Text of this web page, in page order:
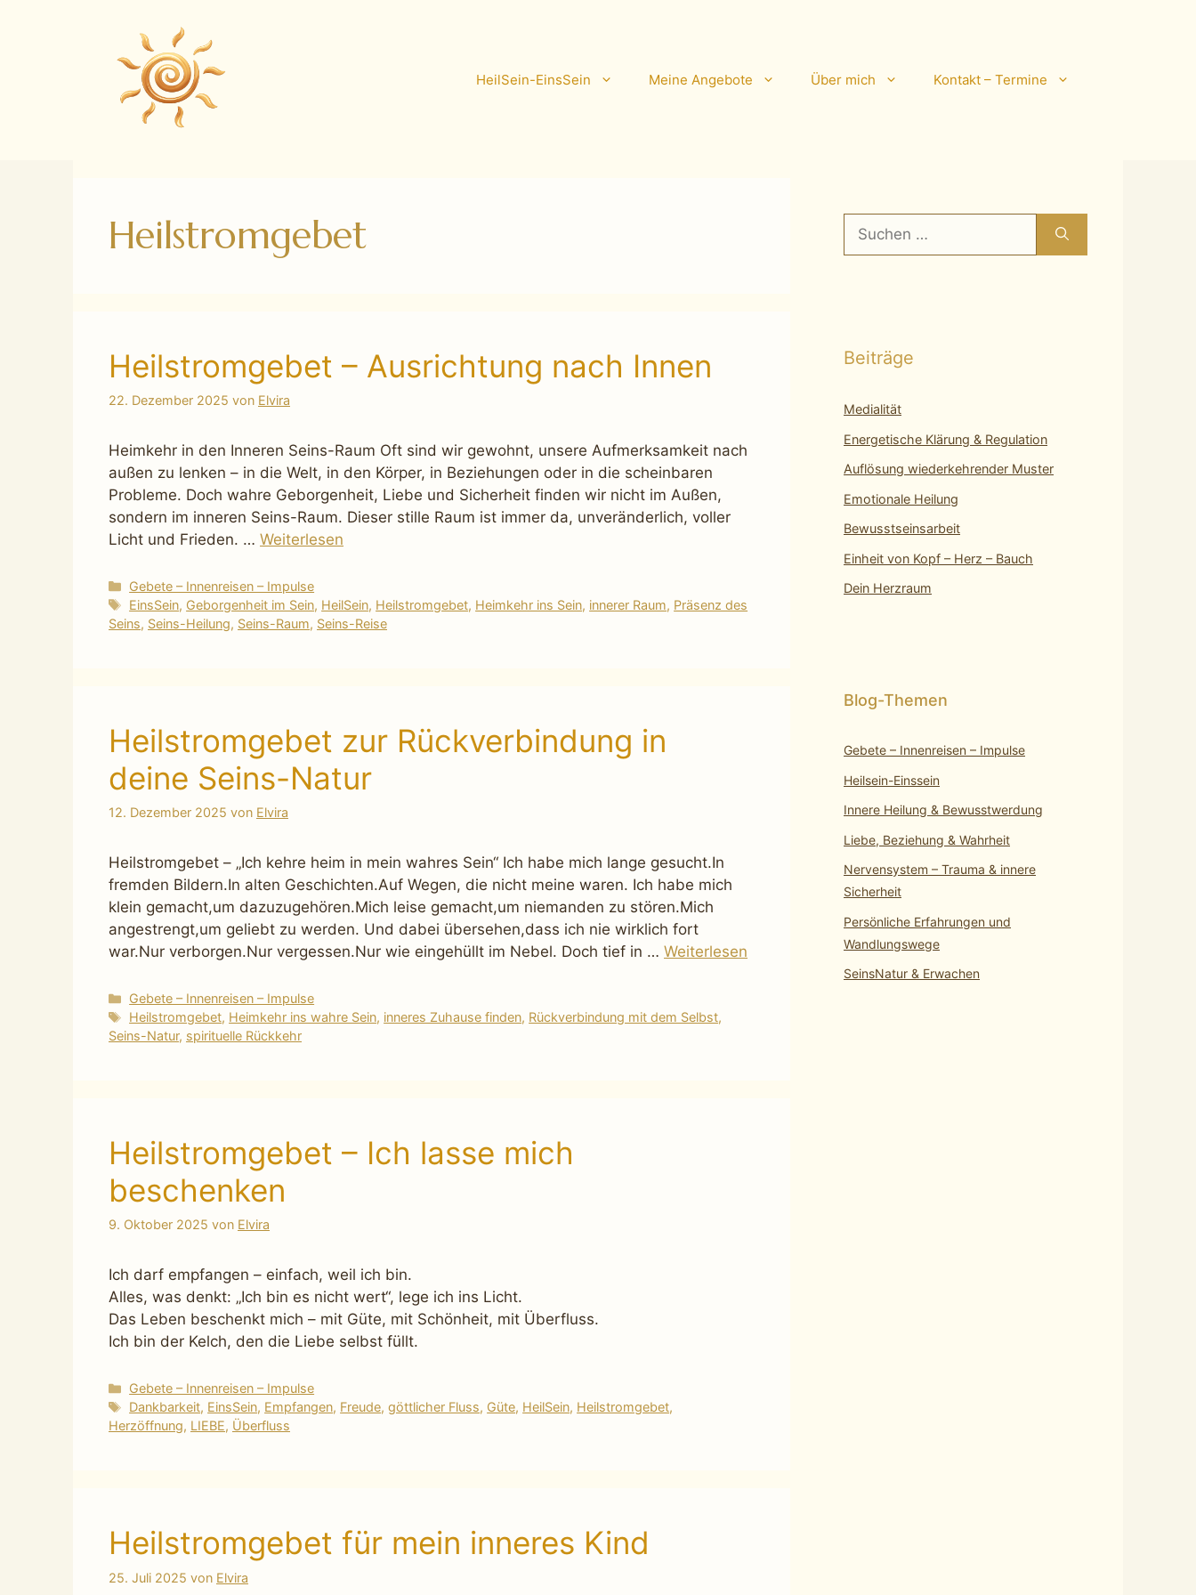
HeilSein-EinsSein Meine Angebote Über mich Kontakt – Termine
Heilstromgebet
Heilstromgebet – Ausrichtung nach Innen
22. Dezember 2025 von Elvira
Heimkehr in den Inneren Seins-Raum Oft sind wir gewohnt, unsere Aufmerksamkeit nach
außen zu lenken – in die Welt, in den Körper, in Beziehungen oder in die scheinbaren
Probleme. Doch wahre Geborgenheit, Liebe und Sicherheit finden wir nicht im Außen,
sondern im inneren Seins-Raum. Dieser stille Raum ist immer da, unveränderlich, voller
Licht und Frieden. … Weiterlesen
Kategorien
Gebete – Innenreisen – Impulse
Schlagwörter
EinsSein, Geborgenheit im Sein, HeilSein, Heilstromgebet, Heimkehr ins Sein, innerer Raum, Präsenz des
Seins, Seins-Heilung, Seins-Raum, Seins-Reise
Heilstromgebet zur Rückverbindung in
deine Seins-Natur
12. Dezember 2025 von Elvira
Heilstromgebet – „Ich kehre heim in mein wahres Sein“ Ich habe mich lange gesucht.In
fremden Bildern.In alten Geschichten.Auf Wegen, die nicht meine waren. Ich habe mich
klein gemacht,um dazuzugehören.Mich leise gemacht,um niemanden zu stören.Mich
angestrengt,um geliebt zu werden. Und dabei übersehen,dass ich nie wirklich fort
war.Nur verborgen.Nur vergessen.Nur wie eingehüllt im Nebel. Doch tief in … Weiterlesen
Kategorien
Gebete – Innenreisen – Impulse
Schlagwörter
Heilstromgebet, Heimkehr ins wahre Sein, inneres Zuhause finden, Rückverbindung mit dem Selbst,
Seins-Natur, spirituelle Rückkehr
Heilstromgebet – Ich lasse mich
beschenken
9. Oktober 2025 von Elvira
Ich darf empfangen – einfach, weil ich bin.
Alles, was denkt: „Ich bin es nicht wert“, lege ich ins Licht.
Das Leben beschenkt mich – mit Güte, mit Schönheit, mit Überfluss.
Ich bin der Kelch, den die Liebe selbst füllt.
Kategorien
Gebete – Innenreisen – Impulse
Schlagwörter
Dankbarkeit, EinsSein, Empfangen, Freude,göttlicher Fluss, Güte, HeilSein, Heilstromgebet,
Herzöffnung, LIEBE, Überfluss
Heilstromgebet für mein inneres Kind
25. Juli 2025 von Elvira
Suchen
nach:
Beiträge
Medialität
Energetische Klärung & Regulation
Auflösung wiederkehrender Muster
Emotionale Heilung
Bewusstseinsarbeit
Einheit von Kopf – Herz – Bauch
Dein Herzraum
Gebete – Innenreisen – Impulse
Heilsein-Einssein
Innere Heilung & Bewusstwerdung
Liebe, Beziehung & Wahrheit
Nervensystem – Trauma & innere
Sicherheit
Persönliche Erfahrungen und
Wandlungswege
SeinsNatur & Erwachen